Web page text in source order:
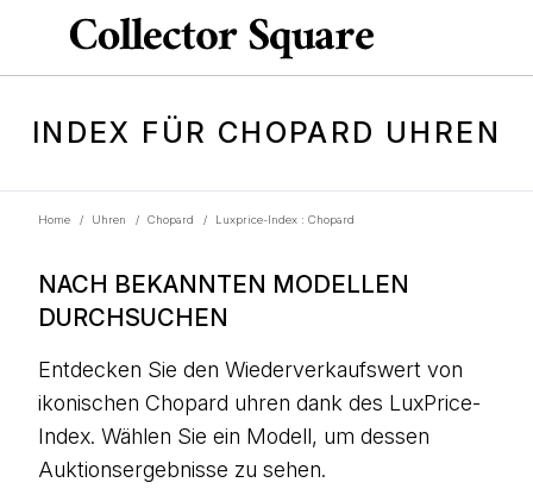
INDEX FÜR CHOPARD UHREN
Home / Uhren / Chopard / Luxprice-Index : Chopard
NACH BEKANNTEN MODELLEN
DURCHSUCHEN
Entdecken Sie den Wiederverkaufswert von
ikonischen Chopard uhren dank des LuxPrice-
Index. Wählen Sie ein Modell, um dessen
Auktionsergebnisse zu sehen.